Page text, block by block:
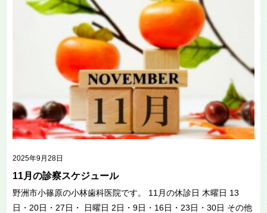
2025年9月28日
11月の診察スケジュール
野洲市小篠原の小林歯科医院です。 11月の休診日 木曜日 13
日・20日・27日・ 日曜日 2日・9日・16日・23日・30日 その他